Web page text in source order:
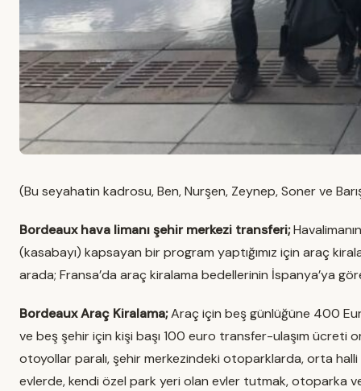
(Bu seyahatin kadrosu, Ben, Nurşen, Zeynep, Soner ve
Bordeaux hava limanı şehir merkezi transferi;
(kasabayı) kapsayan bir program yaptığımız için araç
arada; Fransa’da araç kiralama bedellerinin İspanya’ya
Bordeaux Araç Kiralama;Araç için beş günlüğüne 400
ve beş şehir için kişi başı 100 euro transfer-ulaşım ücreti
otoyollar paralı, şehir merkezindeki otoparklarda, orta
evlerde, kendi özel park yeri olan evler tutmak, otoparka